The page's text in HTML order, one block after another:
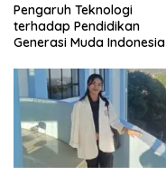
Pengaruh Teknologi
terhadap Pendidikan
Generasi Muda Indonesia